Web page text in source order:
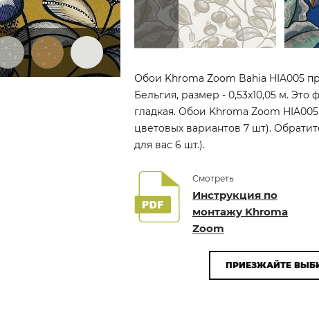
Обои Khroma Zoom Bahia HIA005
Бельгия, размер - 0,53x10,05 м.
гладкая. Обои Khroma Zoom
цветовых вариантов 7 шт).
для вас 6 шт.).
Смотреть
Инструкция по
монтажу Khroma
Zoom
ПРИЕЗЖАЙТЕ